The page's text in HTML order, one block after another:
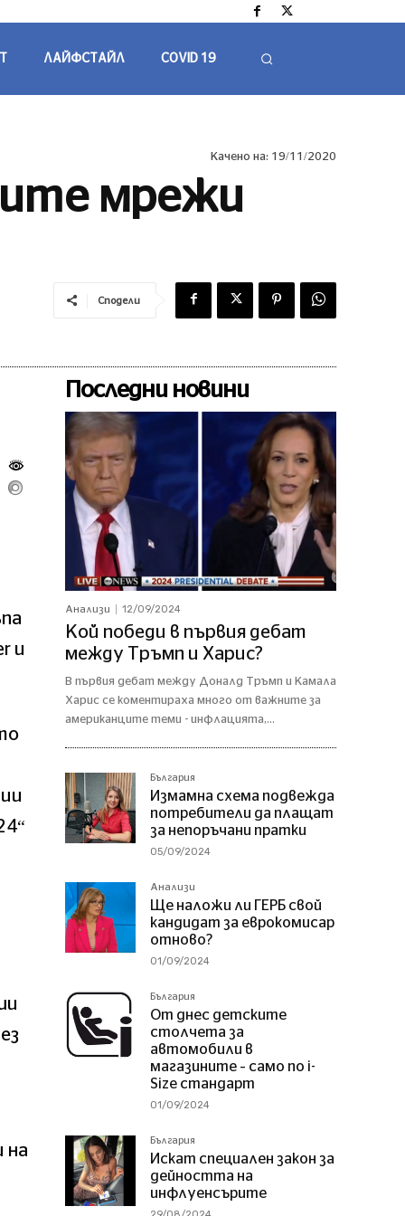
ЛАЙФСТАЙЛ COVID 19
Качено на: 19/11/2020
мрежи
Сподели
и
на
Последни новини
Анализи 12/09/2024
Кой победи в първия дебат
между Тръмп и Харис?
В първия дебат между Доналд Тръмп и Камала
Харис се коментираха много от важните за
американците теми - инфлацията,...
България
Измамна схема подвежда
потребители да плащат
за непоръчани пратки
05/09/2024
Анализи
Ще наложи ли ГЕРБ свой
кандидат за еврокомисар
отново?
01/09/2024
България
От днес детските
столчета за
автомобили в
магазините – само по i-
Size стандарт
01/09/2024
България
Искат специален закон за
дейността на
инфлуенсърите